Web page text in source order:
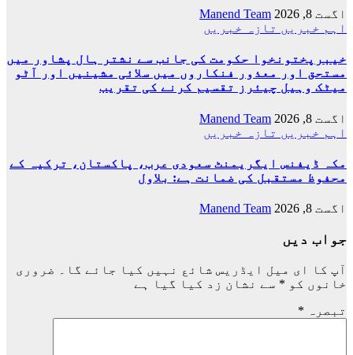
اگست 8, 2026
Manend Team
اہم خبریں تازہ خبریں
خیبرپختونخوا حکومت کی جانب سے نشتر ہال پشاور میں
مستحق اور معذور فنکاروں میں سلائی مشینیں اور آٹو
میٹک وہیل چیئرز تقسیم کرنے کی تقریب
اگست 8, 2026
Manend Team
اہم خبریں تازہ خبریں
مکہ ڈیفنس ایگریمنٹ سعودی عرب، پاکستان، ترکیہ کے
محفوظ مستقبل کی ضمانت ہے: بلاول
اگست 8, 2026 Manend Team
جواب دیں
آپ کا ای میل ایڈریس شائع نہیں کیا جائے گا۔
ضروری
خانوں کو * سے نشان زد کیا گیا ہے
تبصرہ *